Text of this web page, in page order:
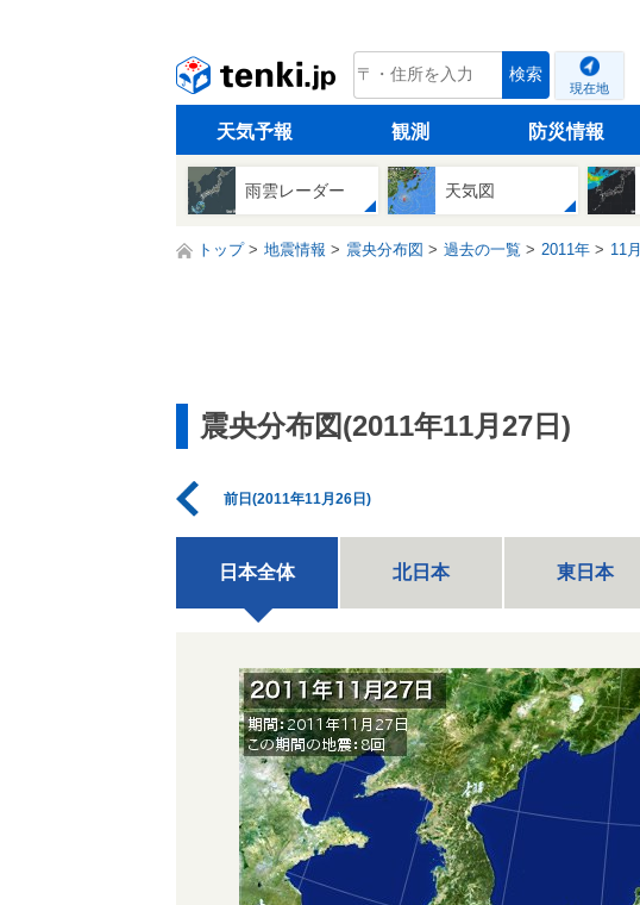
tenki.jp 検索
現在地
天気予報 観測 防災情報
雨雲レーダー 天気図
トップ 地震情報 震央分布図 過去の一覧 2011年 11月
震央分布図(2011年11月27日)
前日(2011年11月26日)
日本全体 北日本 東日本